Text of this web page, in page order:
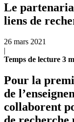
Le
liens de
26 mars 2021
|
Temps de lecture 3
Pour la
de
collaborent